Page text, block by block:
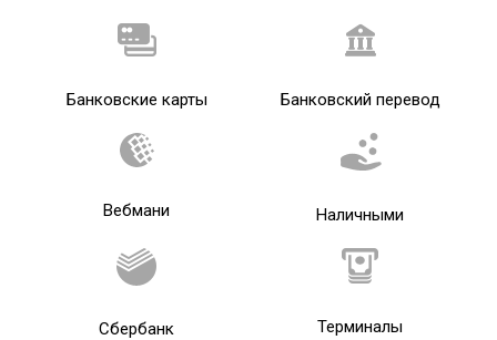
Банковские карты Банковский перевод
Вебмани Наличными
Сбербанк Терминалы